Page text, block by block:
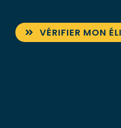
VÉRIFIER MON